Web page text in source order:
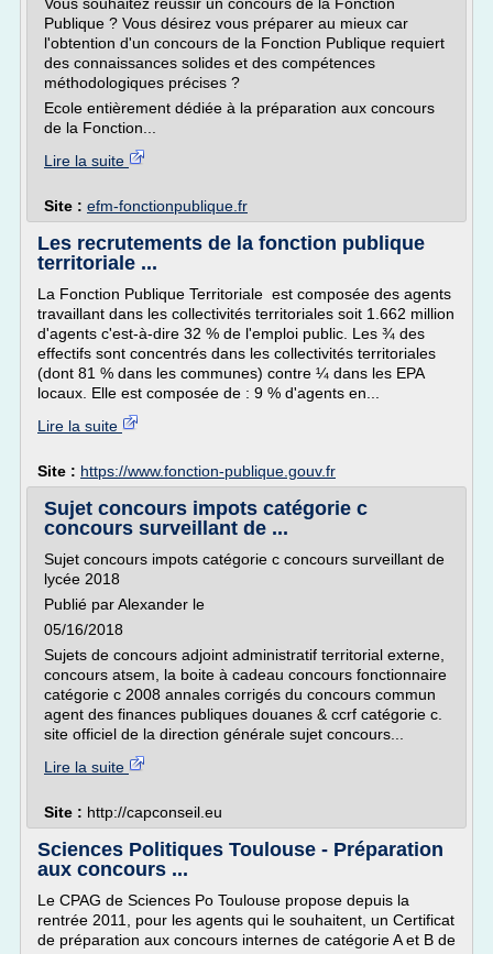
Publique ? Vous désirez vous préparer au mieux car
l'obtention d'un concours de la Fonction Publique requiert
des connaissances solides et des compétences
méthodologiques précises ?
Ecole entièrement dédiée à la préparation aux concours
de la Fonction...
Lire la suite
Site : efm-fonctionpublique.fr
Les recrutements de la fonction publique
territoriale ...
La Fonction Publique Territoriale est composée des agents
travaillant dans les collectivités territoriales soit 1.662 million
d'agents c'est-à-dire 32 % de l'emploi public. Les ¾ des
effectifs sont concentrés dans les collectivités territoriales
(dont 81 % dans les communes) contre ¼ dans les EPA
locaux. Elle est composée de : 9 % d'agents en...
Lire la suite
Site : https://www.fonction-publique.gouv.fr
Sujet concours impots catégorie c
concours surveillant de ...
Sujet concours impots catégorie c concours surveillant de
lycée 2018
Publié par Alexander le
05/16/2018
Sujets de concours adjoint administratif territorial externe,
concours atsem, la boite à cadeau concours fonctionnaire
catégorie c 2008 annales corrigés du concours commun
agent des finances publiques douanes & ccrf catégorie c.
site officiel de la direction générale sujet concours...
Lire la suite
Site : http://capconseil.eu
Sciences Politiques Toulouse - Préparation
aux concours ...
Le CPAG de Sciences Po Toulouse propose depuis la
rentrée 2011, pour les agents qui le souhaitent, un Certificat
de préparation aux concours internes de catégorie A et B de